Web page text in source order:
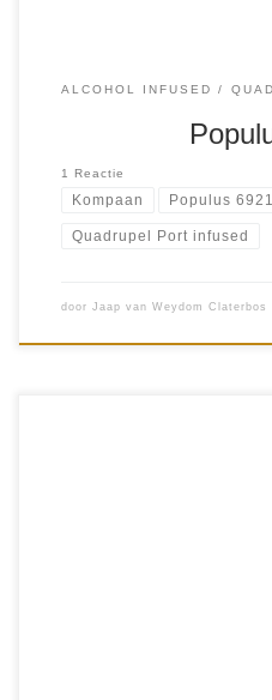
ALCOHOL INFUSED
1 Reactie
Kompaan Populus 6921
Quadrupel Port infused
door Jaap van Weydom Claterbos